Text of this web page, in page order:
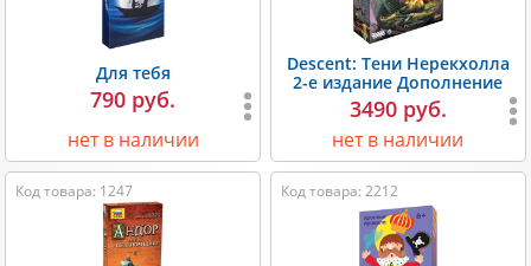
Для тебя
790 руб.
нет в наличии
Descent: Тени Нерекхолла
2-е издание Дополнение
3490 руб.
нет в наличии
Код товара: 1247 Код товара: 2212